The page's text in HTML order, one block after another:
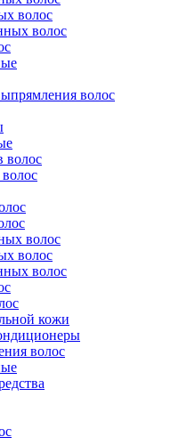
волос
волос
волос
волос
волос
волос
волос
кожи
волос